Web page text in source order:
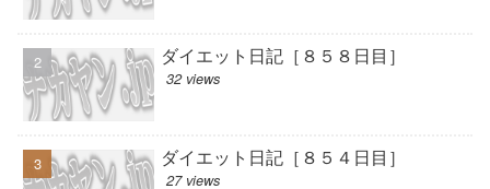
ダイエット日記［８５８日目］
32 views
ダイエット日記［８５４日目］
27 views